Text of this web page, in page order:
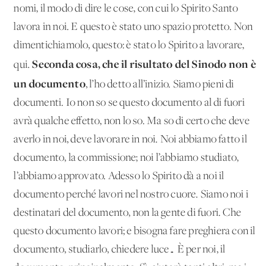
nomi, il modo di dire le cose, con cui lo Spirito Santo
lavora in noi. E questo è stato uno spazio protetto. Non
dimentichiamolo, questo: è stato lo Spirito a lavorare,
qui.Seconda cosa, che il risultato del Sinodo non è
un documento, l’ho detto all’inizio. Siamo pieni di
documenti. Io non so se questo documento al di fuori
avrà qualche effetto, non lo so. Ma so di certo che deve
averlo in noi, deve lavorare in noi. Noi abbiamo fatto il
documento, la commissione; noi l’abbiamo studiato,
l’abbiamo approvato. Adesso lo Spirito dà a noi il
documento perché lavori nel nostro cuore. Siamo noi i
destinatari del documento, non la gente di fuori. Che
questo documento lavori; e bisogna fare preghiera con il
documento, studiarlo, chiedere luce… È per noi, il